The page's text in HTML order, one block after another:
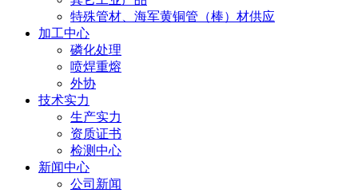
特殊管材、海军黄铜管（棒）材供应
加工中心
磷化处理
喷焊重熔
外协
技术实力
生产实力
资质证书
检测中心
新闻中心
公司新闻